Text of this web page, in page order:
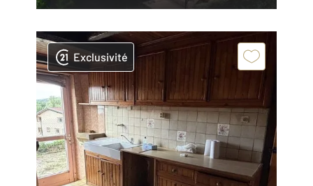
Exclusivité